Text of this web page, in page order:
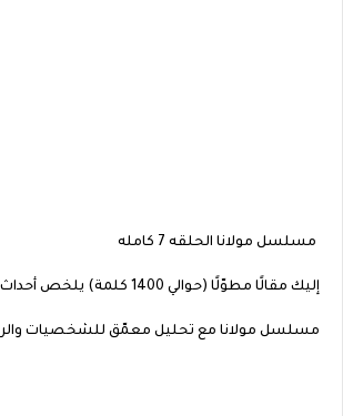
مسلسل مولانا الحلقه 7 كامله
إليك مقالًا مطوّلًا (حوالي 1400
مسلسل مولانا مع تحليل معمّق للشخصيات